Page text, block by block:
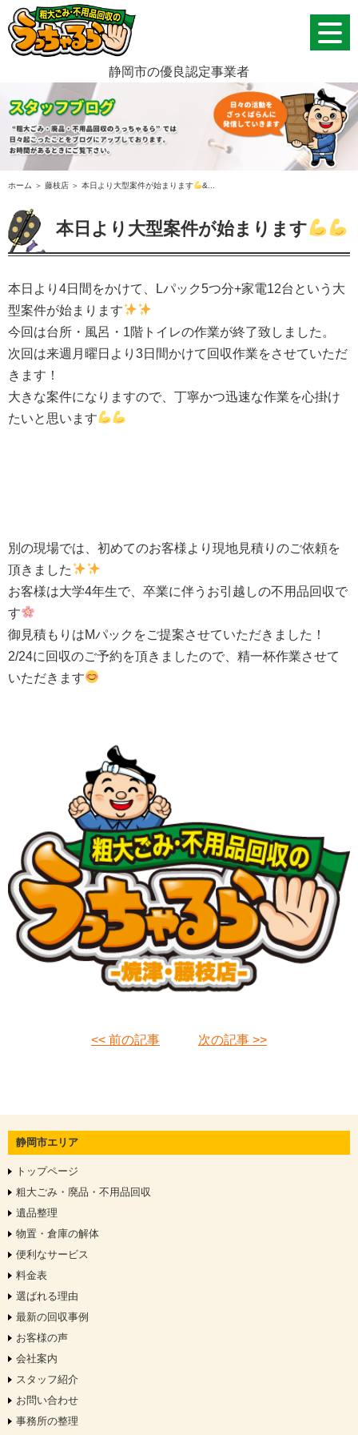
静岡市の優良認定事業者
ホーム ＞ 藤枝店 ＞ 本日より大型案件が始まります &...
本日より大型案件が始まります
本日より 4日間をかけて、 Lパック5つ分+家電12台という大
型案件が始まります
今回は台所・風呂・ 1階トイレの作業が終了致しました。
次回は来週月曜日より 3日間かけて回収作業をさせていただ
きます！
大きな案件になりますので、丁寧かつ迅速な作業を心掛け
たいと思います
別の現場では、初めてのお客様より現地見積りのご依頼を
頂きました
お客様は大学4年生で、卒業に伴うお引越しの不用品回収で
す
御見積もりはMパックをご提案させていただきました！
2/24に回収のご予約を頂きましたので、精一杯作業させて
いただきます
<< 前の記事 次の記事 >>
静岡市エリア
トップページ
粗大ごみ・廃品・不用品回収
遺品整理
物置・倉庫の解体
便利なサービス
料金表
選ばれる理由
最新の回収事例
お客様の声
会社案内
スタッフ紹介
お問い合わせ
事務所の整理